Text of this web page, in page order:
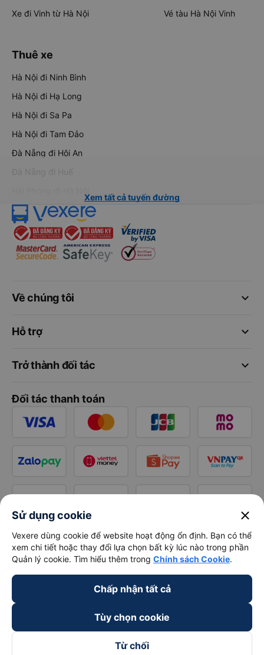
Xe đi Vinh từ Hà Nội
Vé tàu Hà Nội Vinh
Thuê xe
Hà Nội đi Ninh Bình
Hà Nội đi Hạ Long
Hà Nội đi Sa Pa
Hà Nội đi Tam Đảo
Đà Nẵng đi Hội An
Đà Nẵng đi Huế
Xem tất cả tuyến đường
keyboard_arrow_down
Về chúng tôi
keyboard_arrow_down
Hỗ trợ
keyboard_arrow_down
Trở thành đối tác
Đối tác thanh toán
Sử dụng cookie close
Vexere dùng cookie để website hoạt động ổn định. Bạn có thể
xem chi tiết hoặc thay đổi lựa chọn bất kỳ lúc nào trong phần
Quản lý cookie. Tìm hiểu thêm trong Chính sách Cookie.
Chấp nhận tất cả
Tùy chọn cookie
Từ chối